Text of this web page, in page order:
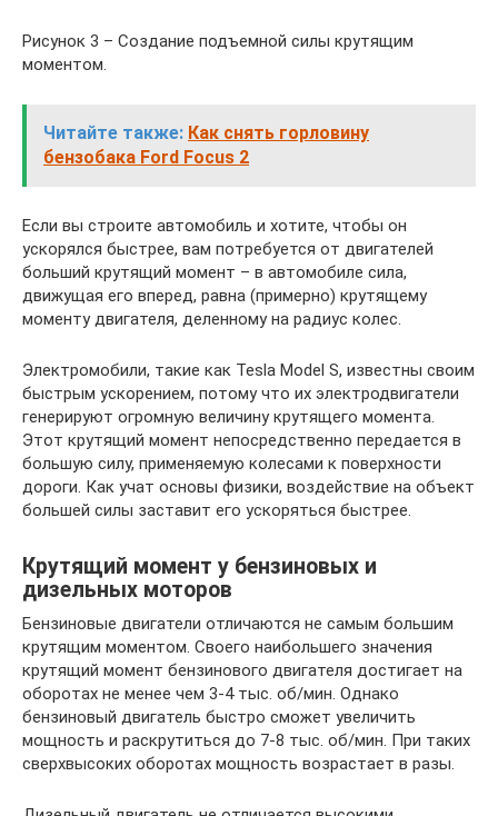
Рисунок 3 – Создание подъемной силы крутящим
моментом.
Читайте также: Как снять горловину
бензобака Ford Focus 2
Если вы строите автомобиль и хотите, чтобы он
ускорялся быстрее, вам потребуется от двигателей
больший крутящий момент – в автомобиле сила,
движущая его вперед, равна (примерно) крутящему
моменту двигателя, деленному на радиус колес.
Электромобили, такие как Tesla Model S, известны своим
быстрым ускорением, потому что их электродвигатели
генерируют огромную величину крутящего момента.
Этот крутящий момент непосредственно передается в
большую силу, применяемую колесами к поверхности
дороги. Как учат основы физики, воздействие на объект
большей силы заставит его ускоряться быстрее.
Крутящий момент у бензиновых и
дизельных моторов
Бензиновые двигатели отличаются не самым большим
крутящим моментом. Своего наибольшего значения
крутящий момент бензинового двигателя достигает на
оборотах не менее чем 3-4 тыс. об/мин. Однако
бензиновый двигатель быстро сможет увеличить
мощность и раскрутиться до 7-8 тыс. об/мин. При таких
сверхвысоких оборотах мощность возрастает в разы.